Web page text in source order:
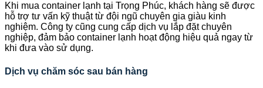
Khi mua container lạnh tại Trọng Phúc, khách hàng sẽ được
hỗ trợ tư vấn kỹ thuật từ đội ngũ chuyên gia giàu kinh
nghiệm. Công ty cũng cung cấp dịch vụ lắp đặt chuyên
nghiệp, đảm bảo container lạnh hoạt động hiệu quả ngay từ
khi đưa vào sử dụng.
Dịch vụ chăm sóc sau bán hàng